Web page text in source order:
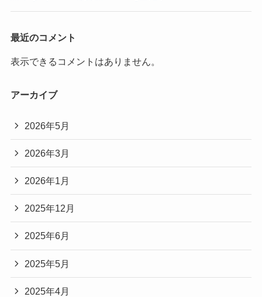
最近のコメント
表示できるコメントはありません。
アーカイブ
2026年5月
2026年3月
2026年1月
2025年12月
2025年6月
2025年5月
2025年4月